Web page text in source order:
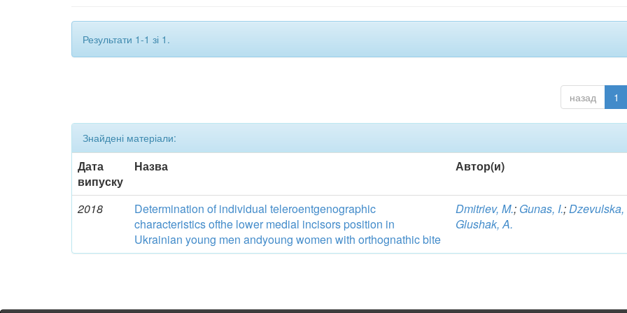
Результати 1-1 зі 1.
назад 1
Знайдені матеріали:
Дата
випуску
Назва Автор(и)
2018
Determination of individual teleroentgenographic
characteristics ofthe lower medial incisors position in
Ukrainian young men andyoung women with orthognathic bite
Dmitriev, M.; Gunas, I.;Dzevulska,
Glushak, A.